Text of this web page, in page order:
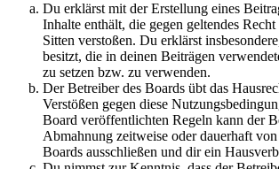
Du erklärst mit der Erstellung eines
Inhalte enthält, die gegen geltendes
Sitten verstoßen. Du erklärst
besitzt, die in deinen Beiträgen
zu setzen bzw. zu verwenden.
Der Betreiber des Boards übt das
Verstößen gegen diese
Board veröffentlichten Regeln kann der
Abmahnung zeitweise oder dauerhaft
Boards ausschließen und dir ein